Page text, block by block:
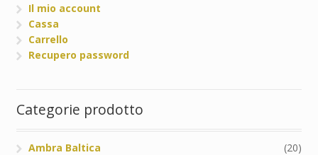
Il mio account
Cassa
Carrello
Recupero password
Categorie prodotto
Ambra Baltica
(20)